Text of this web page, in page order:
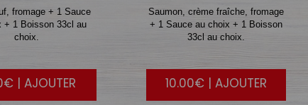
fromage + 1 Sauce
+ 1 Boisson 33cl au
choix.
| AJOUTER
Saumon, crème fraîche, fromage
+ 1 Sauce au choix + 1 Boisson
33cl au choix.
10.00€ | AJOUTER